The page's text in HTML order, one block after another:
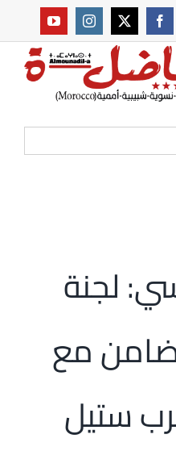
من نحن؟
افتتاحية موقع المناضل-ة
لجنة
مع
ستيل